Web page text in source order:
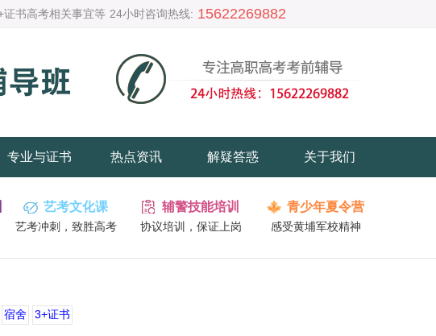
书高考相关事宜等 24小时咨询热线: 15622269882
专业与证书 热点资讯 解疑答惑 关于我们
艺考文化课
艺考冲刺，致胜高考
辅警技能培训
协议培训，保证上岗
青少年夏令营
感受黄埔军校精神
宿舍
3+证书